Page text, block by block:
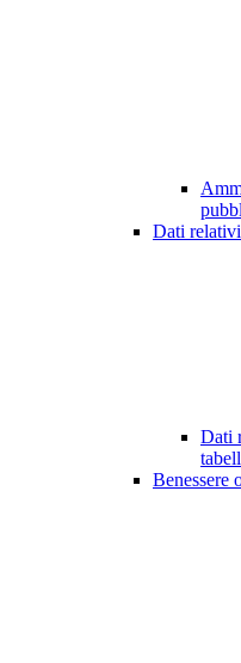
Dati
Dati
Benessere